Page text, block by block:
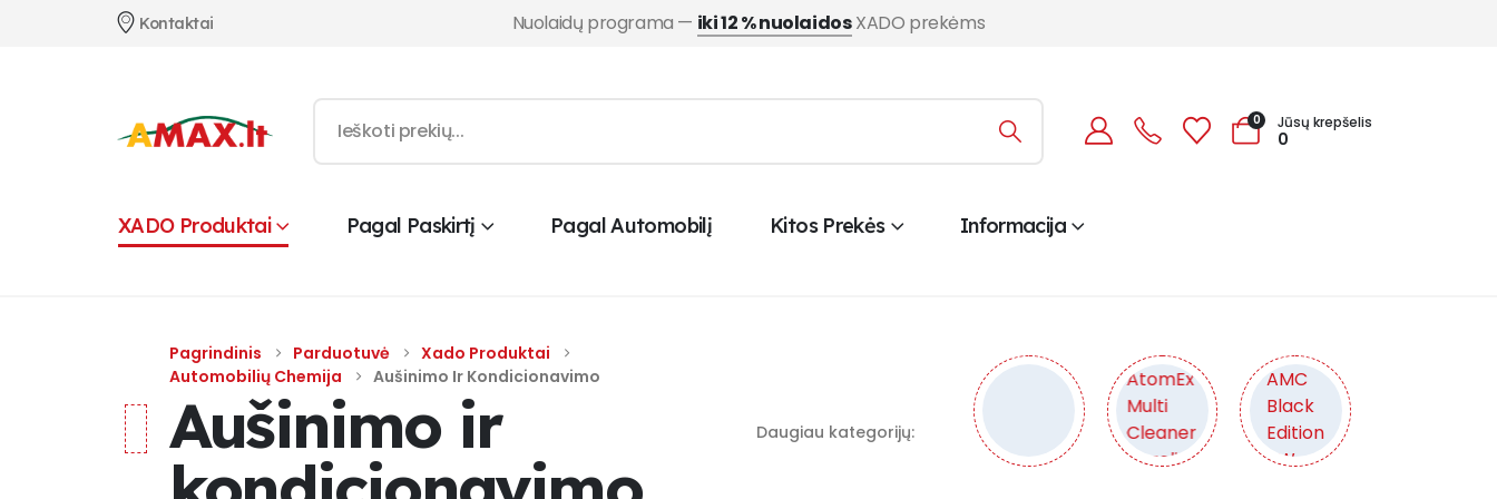
Kontaktai Nuolaidų programa — iki 12 % nuolaidosXADO prekėms
0 Jūsų krepšelis
0
XADO Produktai Pagal Paskirtį Pagal Automobilį Kitos Prekės Informacija
Pagrindinis Parduotuvė
Xado Produktai
Automobilių Chemija
Aušinimo Ir Kondicionavimo
Aušinimo ir
Daugiau kategorijų: